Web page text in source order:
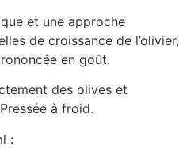
et une approche
de croissance de l’olivier,
en goût.
des olives et
à froid.
: